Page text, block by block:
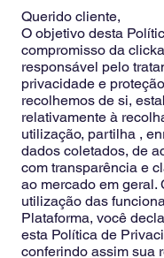
Querido cliente,
O objetivo desta
compromisso da
responsável pelo
privacidade e
recolhemos de si,
relativamente à
utilização, partilha ,
dados coletados, de
com transparência e
ao mercado em
utilização das
Plataforma, você
esta Política de
conferindo assim sua